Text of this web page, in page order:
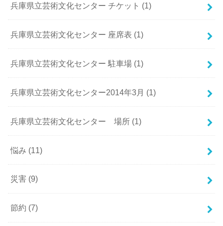
兵庫県立芸術文化センター チケット (1)
兵庫県立芸術文化センター 座席表 (1)
兵庫県立芸術文化センター 駐車場 (1)
兵庫県立芸術文化センター2014年3月 (1)
兵庫県立芸術文化センター 場所 (1)
悩み (11)
災害 (9)
節約 (7)